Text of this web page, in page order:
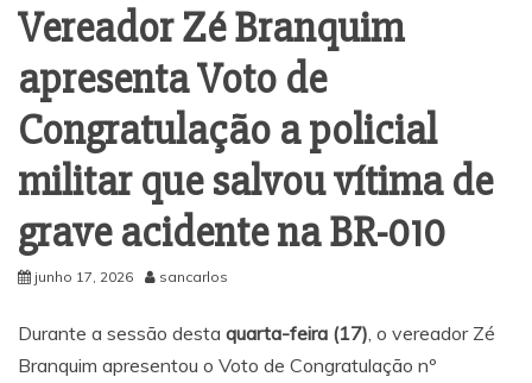
Vereador Zé Branquim
apresenta Voto de
Congratulação a policial
militar que salvou vítima de
grave acidente na BR-010
junho 17, 2026 sancarlos
Durante a sessão desta quarta-feira (17) , o vereador Zé
Branquim apresentou o Voto de Congratulação nº